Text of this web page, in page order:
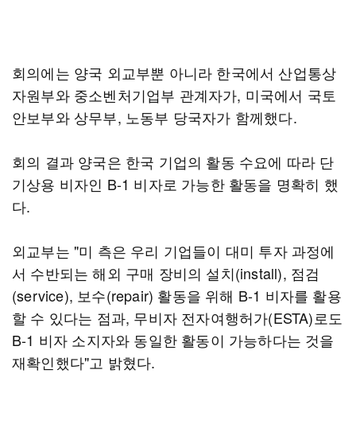
회의에는 양국 외교부뿐 아니라 한국에서 산업통상
자원부와 중소벤처기업부 관계자가, 미국에서 국토
안보부와 상무부, 노동부 당국자가 함께했다.
회의 결과 양국은 한국 기업의 활동 수요에 따라 단
기상용 비자인 B-1 비자로 가능한 활동을 명확히 했
다.
외교부는 "미 측은 우리 기업들이 대미 투자 과정에
서 수반되는 해외 구매 장비의 설치(install), 점검
(service), 보수(repair) 활동을 위해 B-1 비자를 활용
할 수 있다는 점과, 무비자 전자여행허가(ESTA)로도
B-1 비자 소지자와 동일한 활동이 가능하다는 것을
재확인했다"고 밝혔다.